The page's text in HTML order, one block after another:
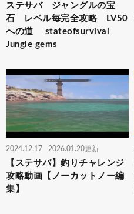
ステサバ ジャングルの宝
石 レベル毎完全攻略 LV50
への道 stateofsurvival
Jungle gems
2024.12.17 2026.01.20更新
【ステサバ】釣りチャレンジ
攻略動画【ノーカットノー編
集】